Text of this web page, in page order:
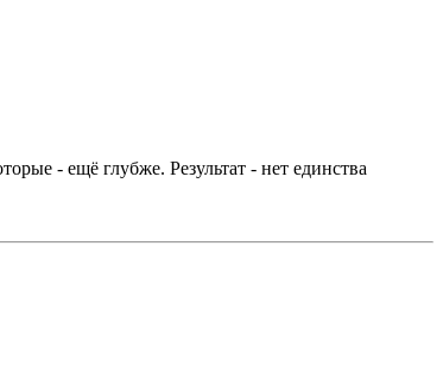
- ещё глубже. Результат - нет единства